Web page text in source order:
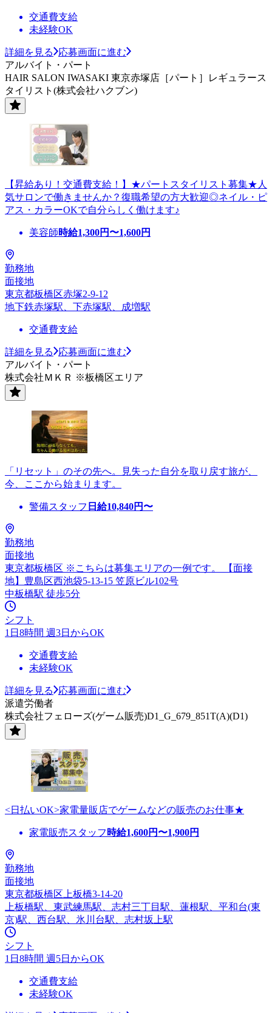
交通費支給
未経験OK
詳細を見る
応募画面に進む
アルバイト・パート
HAIR SALON IWASAKI 東京赤塚店［パート］レギュラース
タイリスト(株式会社ハクブン)
【昇給あり！交通費支給！】★パートスタイリスト募集★人
気サロンで働きませんか？復職希望の方大歓迎◎ネイル・ピ
アス・カラーOKで自分らしく働けます♪
美容師時給1,300円〜1,600円
勤務地
面接地
東京都板橋区赤塚2-9-12
地下鉄赤塚駅、下赤塚駅、成増駅
交通費支給
詳細を見る
応募画面に進む
アルバイト・パート
株式会社ＭＫＲ ※板橋区エリア
「リセット」のその先へ。見失った自分を取り戻す旅が、
今、ここから始まります。
警備スタッフ 日給10,840円〜
勤務地
面接地
東京都板橋区 ※こちらは募集エリアの一例です。 【面接
地】豊島区西池袋5-13-15 笠原ビル102号
中板橋駅 徒歩5分
シフト
1日8時間 週3日からOK
交通費支給
未経験OK
詳細を見る
応募画面に進む
派遣労働者
株式会社フェローズ(ゲーム販売)D1_G_679_851T(A)(D1)
<日払いOK>家電量販店でゲームなどの販売のお仕事★
家電販売スタッフ 時給1,600円〜1,900円
勤務地
面接地
東京都板橋区上板橋3-14-20
上板橋駅、東武練馬駅、志村三丁目駅、蓮根駅、平和台(東
京)駅、西台駅、氷川台駅、志村坂上駅
シフト
1日8時間 週5日からOK
交通費支給
未経験OK